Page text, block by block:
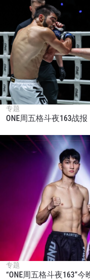
专题
ONE周五格斗夜163战
专题
“ONE周五格斗夜163”